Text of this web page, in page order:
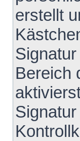
erstellt
Bereich